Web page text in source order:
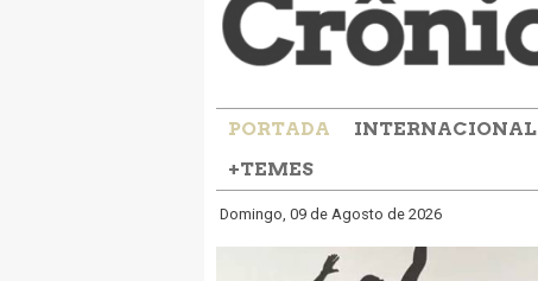
PORTADA INTERNACIONAL
+TEMES
Domingo, 09 de Agosto de 2026